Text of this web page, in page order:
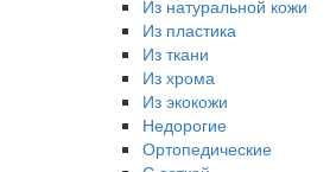
Из натуральной кожи
Из пластика
Из ткани
Из хрома
Из экокожи
Недорогие
Ортопедические